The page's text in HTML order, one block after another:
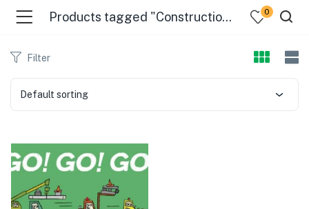
Products tagged "Construction Equipment - Fiction" 0
Filter
Default sorting